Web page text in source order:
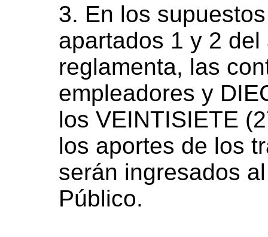
3. En los
apartados 1 y 2
reglamenta, las
empleadores y
los VEINTISIETE
los aportes de los
serán ingresados
Público.